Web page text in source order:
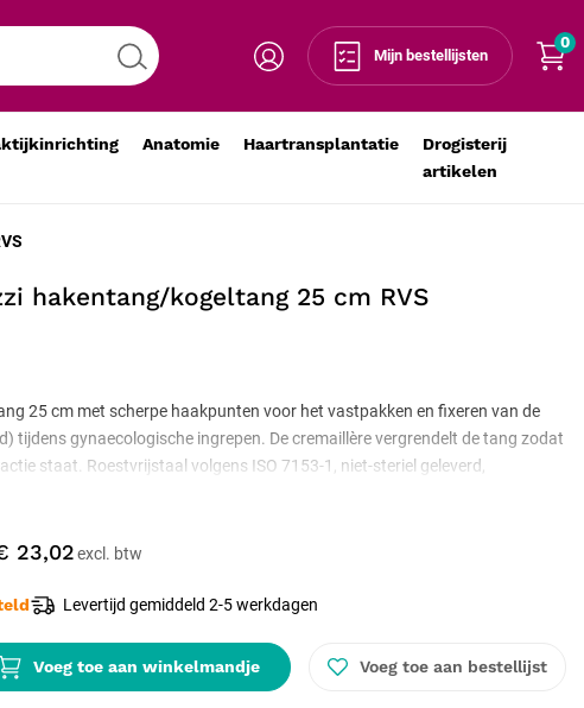
Mijn bestellijsten
0
Anatomie Haartransplantatie
Drogisterij
artikelen
hakentang/kogeltang 25 cm RVS
23,02
- Voeg toe aan winkelmandje
Voeg toe aan winkelmandje Voeg toe aan bestellijst
Levertijd gemiddeld 2-5 werkdagen
25 cm met scherpe haakpunten voor het vastpakken en fixeren van de
tijdens gynaecologische ingrepen. De cremaillère vergrendelt de tang zodat
staat. Roestvrijstaal volgens ISO 7153-1, niet-steriel geleverd,